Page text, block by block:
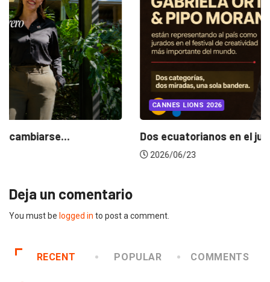
INSIGHTS
Gabriela Herrera y el arte de cambiarse...
Deja un comentario
You must be logged in to post a comment.
RECENT POPULAR COMMENTS